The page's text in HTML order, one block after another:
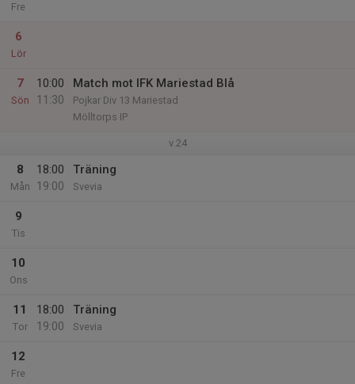
Fre
6
Lör
7
Sön
10:00
11:30
Match mot IFK Mariestad Blå
Pojkar Div 13 Mariestad
Mölltorps IP
v.24
8
Mån
18:00
19:00
Träning
Svevia
9
Tis
10
Ons
11
Tor
18:00
19:00
Träning
Svevia
12
Fre